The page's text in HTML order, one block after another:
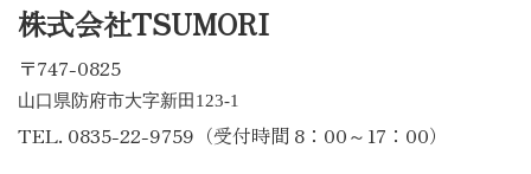
株式会社TSUMORI
〒747-0825
山口県防府市大字新田 123-1
TEL. 0835-22-9759（受付時間 8：00～17：00）